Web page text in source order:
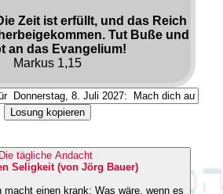
Zeit ist erfüllt, und das Reich
Tut Buße und
an das Evangelium!
Markus 1,15
Losung kopieren
Die tägliche Andacht
Seligkeit (von Jörg Bauer)
macht einen krank: Was wäre, wenn es